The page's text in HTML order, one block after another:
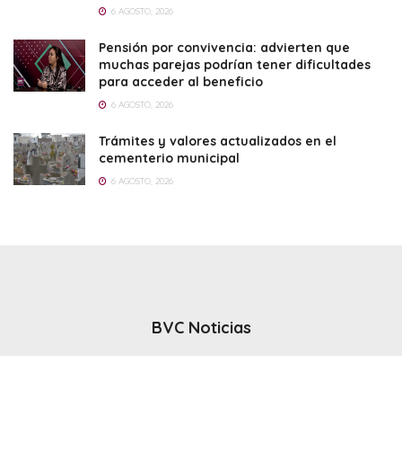
6 AGOSTO, 2026
Pensión por convivencia: advierten que
muchas parejas podrían tener dificultades
para acceder al beneficio
6 AGOSTO, 2026
Trámites y valores actualizados en el
cementerio municipal
6 AGOSTO, 2026
BVC Noticias